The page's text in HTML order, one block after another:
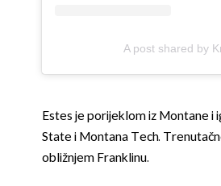
A post shared by
Estes je porijeklom iz Montane i
State i Montana Tech.
obližnjem Franklinu.